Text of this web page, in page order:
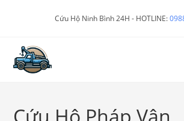
Cứu Hộ Ninh Bình 24H - HOTLINE: